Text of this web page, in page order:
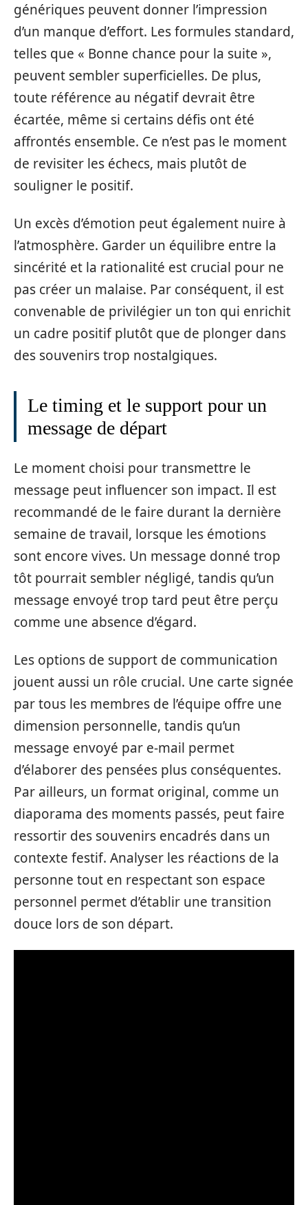
génériques peuvent donner l’impression
d’un manque d’effort. Les formules standard,
telles que « Bonne chance pour la suite »,
peuvent sembler superficielles. De plus,
toute référence au négatif devrait être
écartée, même si certains défis ont été
affrontés ensemble. Ce n’est pas le moment
de revisiter les échecs, mais plutôt de
souligner le positif.
Un excès d’émotion peut également nuire à
l’atmosphère. Garder un équilibre entre la
sincérité et la rationalité est crucial pour ne
pas créer un malaise. Par conséquent, il est
convenable de privilégier un ton qui enrichit
un cadre positif plutôt que de plonger dans
des souvenirs trop nostalgiques.
Le timing et le support pour un
message de départ
Le moment choisi pour transmettre le
message peut influencer son impact. Il est
recommandé de le faire durant la dernière
semaine de travail, lorsque les émotions
sont encore vives. Un message donné trop
tôt pourrait sembler négligé, tandis qu’un
message envoyé trop tard peut être perçu
comme une absence d’égard.
Les options de support de communication
jouent aussi un rôle crucial. Une carte signée
par tous les membres de l’équipe offre une
dimension personnelle, tandis qu’un
message envoyé par e-mail permet
d’élaborer des pensées plus conséquentes.
Par ailleurs, un format original, comme un
diaporama des moments passés, peut faire
ressortir des souvenirs encadrés dans un
contexte festif. Analyser les réactions de la
personne tout en respectant son espace
personnel permet d’établir une transition
douce lors de son départ.